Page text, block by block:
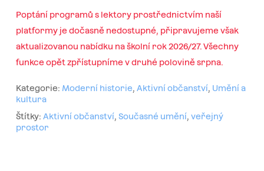
Poptání programů s lektory prostřednictvím naší
platformy je dočasně nedostupné, připravujeme však
aktualizovanou nabídku na školní rok 2026/27. Všechny
funkce opět zpřístupníme v druhé polovině srpna.
Kategorie: Moderní historie, Aktivní občanství, Umění a
kultura
Štítky: Aktivní občanství, Současné umění, veřejný
prostor